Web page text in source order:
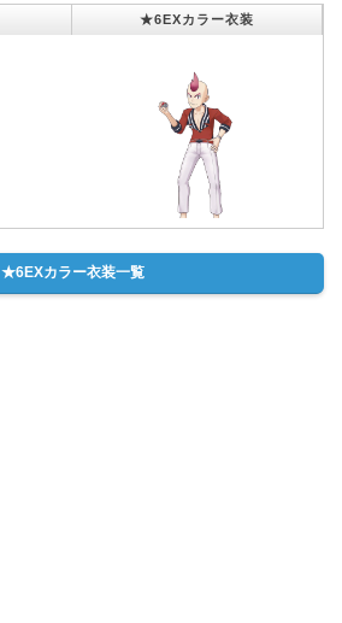
★6EXカラー衣装
★6EXカラー衣装一覧